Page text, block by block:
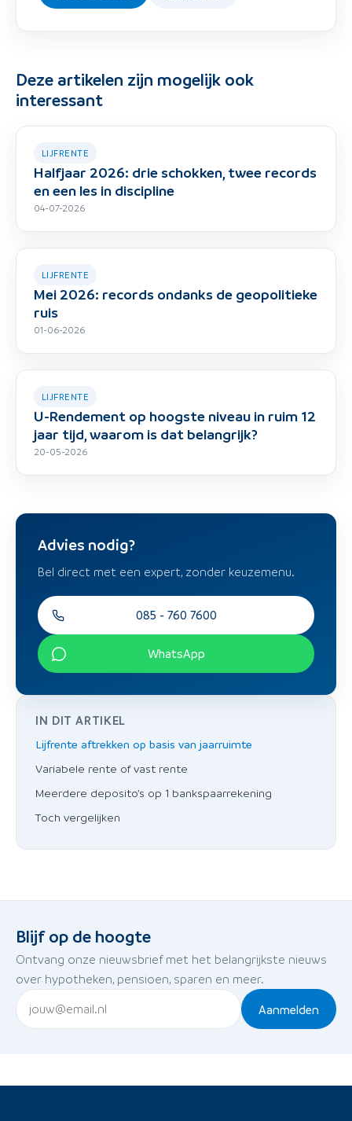
Deze artikelen zijn mogelijk ook
interessant
LIJFRENTE
Halfjaar 2026: drie schokken, twee records
en een les in discipline
04-07-2026
LIJFRENTE
Mei 2026: records ondanks de geopolitieke
ruis
01-06-2026
LIJFRENTE
U-Rendement op hoogste niveau in ruim 12
jaar tijd, waarom is dat belangrijk?
20-05-2026
IN DIT ARTIKEL
Lijfrente aftrekken op basis van jaarruimte
Variabele rente of vast rente
Meerdere deposito’s op 1 bankspaarrekening
Toch vergelijken
Advies nodig?
Bel direct met een expert, zonder keuzemenu.
085 - 760 7600
WhatsApp
Blijf op de hoogte
Ontvang onze nieuwsbrief met het belangrijkste nieuws
over hypotheken, pensioen, sparen en meer.
Aanmelden